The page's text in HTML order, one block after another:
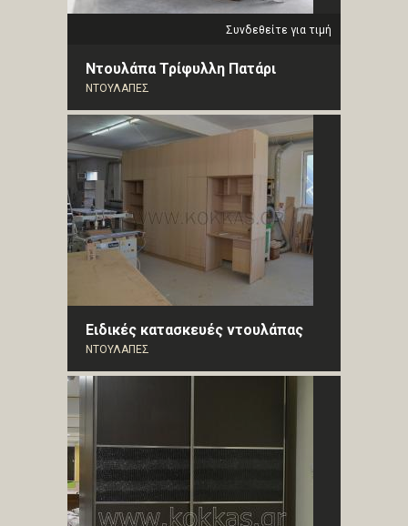
Συνδεθείτε για τιμή
Ντουλάπα Τρίφυλλη Πατάρι
ΝΤΟΥΛΑΠΕΣ
Ειδικές κατασκευές ντουλάπας
ΝΤΟΥΛΑΠΕΣ